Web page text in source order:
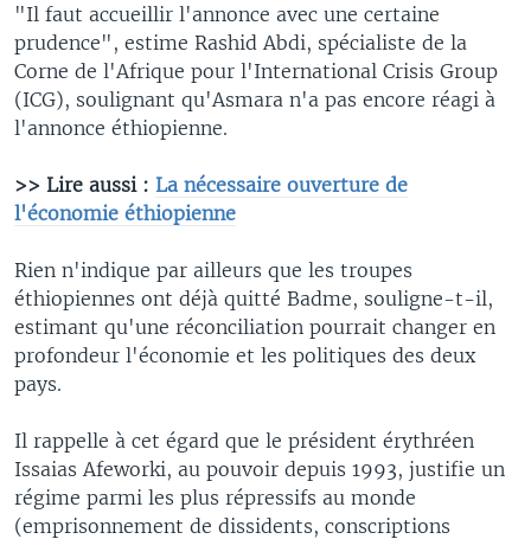
"Il faut accueillir l'annonce avec une certaine
prudence", estime Rashid Abdi, spécialiste de la
Corne de l'Afrique pour l'International Crisis Group
(ICG), soulignant qu'Asmara n'a pas encore réagi à
l'annonce éthiopienne.
>> Lire aussi : La nécessaire ouverture de
l'économie éthiopienne
Rien n'indique par ailleurs que les troupes
éthiopiennes ont déjà quitté Badme, souligne-t-il,
estimant qu'une réconciliation pourrait changer en
profondeur l'économie et les politiques des deux
pays.
Il rappelle à cet égard que le président érythréen
Issaias Afeworki, au pouvoir depuis 1993, justifie un
régime parmi les plus répressifs au monde
(emprisonnement de dissidents, conscriptions